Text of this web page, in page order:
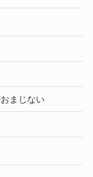
まじない